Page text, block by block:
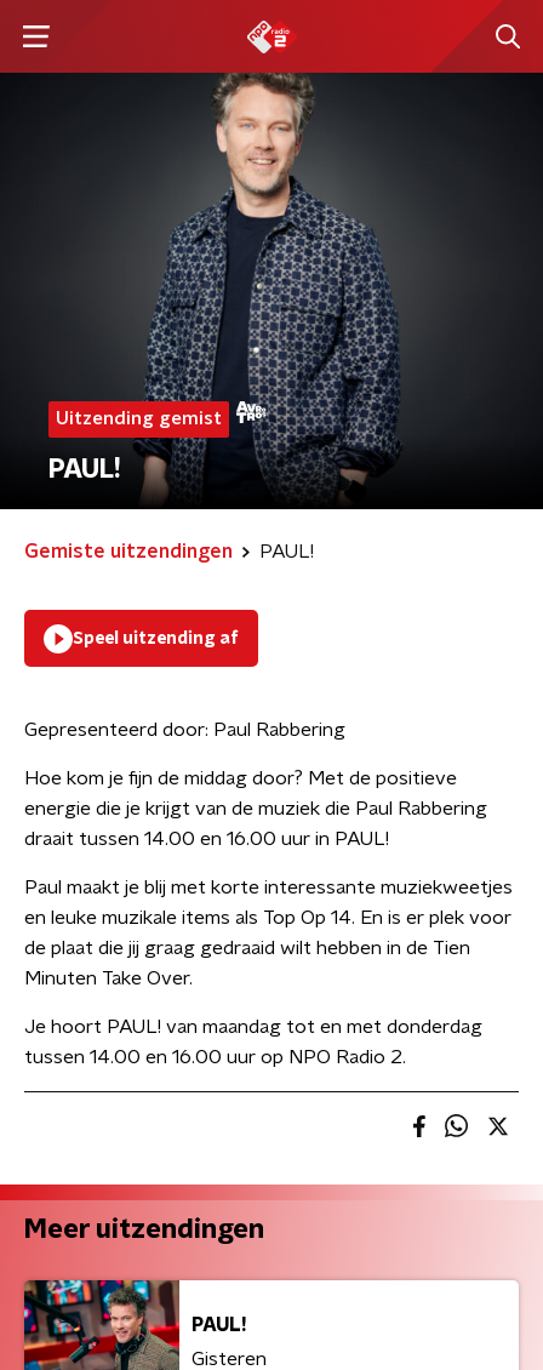
Uitzending gemist
PAUL!
Gemiste uitzendingen PAUL!
Speel uitzending af
Gepresenteerd door: Paul Rabbering
Hoe kom je fijn de middag door? Met de positieve
energie die je krijgt van de muziek die Paul Rabbering
draait tussen 14.00 en 16.00 uur in PAUL!
Paul maakt je blij met korte interessante muziekweetjes
en leuke muzikale items als Top Op 14. En is er plek voor
de plaat die jij graag gedraaid wilt hebben in de Tien
Minuten Take Over.
Je hoort PAUL! van maandag tot en met donderdag
tussen 14.00 en 16.00 uur op NPO Radio 2.
Meer uitzendingen
PAUL!
Gisteren